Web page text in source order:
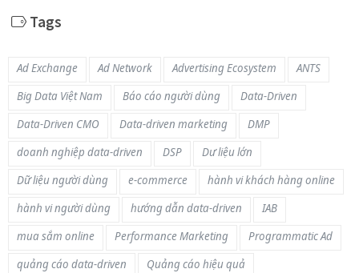
Tags
Ad Exchange Ad Network Advertising Ecosystem
ANTS
Big Data Việt Nam
Báo cáo người dùng
Data-Driven
Data-Driven CMO
Data-driven marketing
DMP
doanh nghiệp data-driven
DSP
Dư liệu lớn
Dữ liệu người dùng
e-commerce
hành vi khách hàng online
hành vi người dùng
hướng dẫn data-driven
IAB
mua sắm online
Performance Marketing
Programmatic Ad
quảng cáo data-driven
Quảng cáo hiệu quả